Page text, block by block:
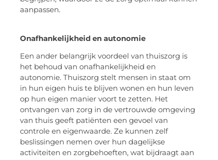
aanpassen.
Onafhankelijkheid en autonomie
Een ander belangrijk voordeel van thuiszorg is
het behoud van onafhankelijkheid en
autonomie. Thuiszorg stelt mensen in staat om
in hun eigen huis te blijven wonen en hun leven
op hun eigen manier voort te zetten. Het
ontvangen van zorg in de vertrouwde omgeving
van thuis geeft patiënten een gevoel van
controle en eigenwaarde. Ze kunnen zelf
beslissingen nemen over hun dagelijkse
activiteiten en zorgbehoeften, wat bijdraagt aan